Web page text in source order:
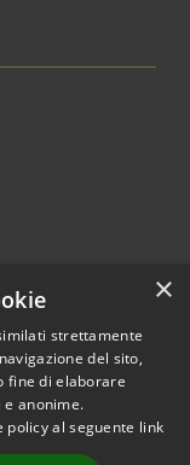
© 2026 • Comune di
Sorrento • Powered by
×
strettamente
del sito,
fine di elaborare
anonime.
al seguente link